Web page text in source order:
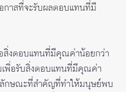
กาสที่จะรับผลตอบแทนที่มี
อสิ่งตอบแทนที่มีคุณค่าน้อยกว่า
เพื่อรับสิ่งตอบแทนที่มีคุณค่า
กษณะที่สำคัญที่ทำให้มนุษย์พบ